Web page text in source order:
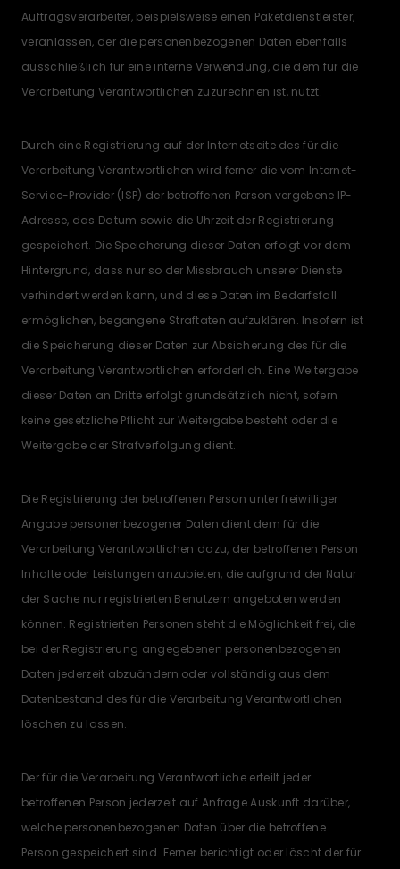
Auftragsverarbeiter, beispielsweise einen Paketdienstleister,
veranlassen, der die personenbezogenen Daten ebenfalls
ausschließlich für eine interne Verwendung, die dem für die
Verarbeitung Verantwortlichen zuzurechnen ist, nutzt.
Durch eine Registrierung auf der Internetseite des für die
Verarbeitung Verantwortlichen wird ferner die vom Internet-
Service-Provider (ISP) der betroffenen Person vergebene IP-
Adresse, das Datum sowie die Uhrzeit der Registrierung
gespeichert. Die Speicherung dieser Daten erfolgt vor dem
Hintergrund, dass nur so der Missbrauch unserer Dienste
verhindert werden kann, und diese Daten im Bedarfsfall
ermöglichen, begangene Straftaten aufzuklären. Insofern ist
die Speicherung dieser Daten zur Absicherung des für die
Verarbeitung Verantwortlichen erforderlich. Eine Weitergabe
dieser Daten an Dritte erfolgt grundsätzlich nicht, sofern
keine gesetzliche Pflicht zur Weitergabe besteht oder die
Weitergabe der Strafverfolgung dient.
Die Registrierung der betroffenen Person unter freiwilliger
Angabe personenbezogener Daten dient dem für die
Verarbeitung Verantwortlichen dazu, der betroffenen Person
Inhalte oder Leistungen anzubieten, die aufgrund der Natur
der Sache nur registrierten Benutzern angeboten werden
können. Registrierten Personen steht die Möglichkeit frei, die
bei der Registrierung angegebenen personenbezogenen
Daten jederzeit abzuändern oder vollständig aus dem
Datenbestand des für die Verarbeitung Verantwortlichen
löschen zu lassen.
Der für die Verarbeitung Verantwortliche erteilt jeder
betroffenen Person jederzeit auf Anfrage Auskunft darüber,
welche personenbezogenen Daten über die betroffene
Person gespeichert sind. Ferner berichtigt oder löscht der für